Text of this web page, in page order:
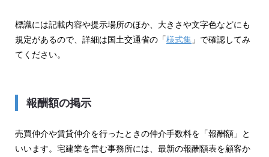
標識には記載内容や提示場所のほか、大きさや文字色などにも
規定があるので、詳細は国土交通省の「様式集 」で確認してみ
てください。
報酬額の掲示
売買仲介や賃貸仲介を行ったときの仲介手数料を「報酬額」と
いいます。宅建業を営む事務所には、最新の報酬額表を顧客か